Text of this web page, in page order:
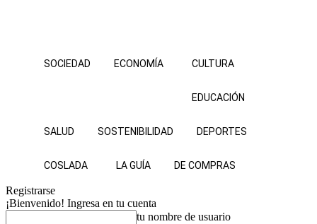
SOCIEDAD ECONOMÍA CULTURA
EDUCACIÓN
SALUD SOSTENIBILIDAD DEPORTES
COSLADA LA GUÍA DE COMPRAS
Registrarse
¡Bienvenido! Ingresa en tu cuenta
tu nombre de usuario